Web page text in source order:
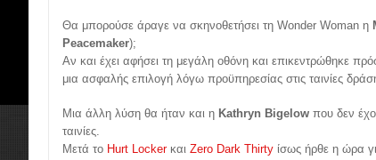
Θα μπορούσε άραγε να σκηνοθετήσει τη Wonder Woman η
Peacemaker);
Αν και έχει αφήσει τη μεγάλη οθόνη και επικεντρώθηκε
μια ασφαλής επιλογή λόγω προϋπηρεσίας στις ταινίες
Μια άλλη λύση θα ήταν και η Kathryn Bigelow που δεν
ταινίες.
Μετά το Hurt Lockerκαι Zero Dark Thirty ίσως ήρθε η ώρα